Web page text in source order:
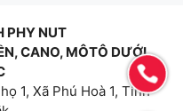
PHY NUT
CANO, MÔTÔ DƯỚI
1, Xã Phú Hoà 1, Tỉnh